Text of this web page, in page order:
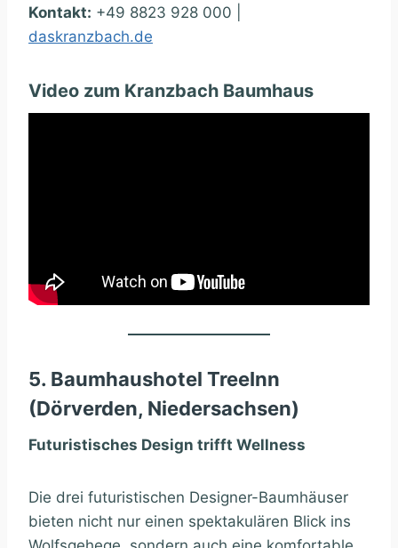
Kontakt: +49 8823 928 000 |
daskranzbach.de
Video zum Kranzbach Baumhaus
5. Baumhaushotel TreeInn
(Dörverden, Niedersachsen)
Futuristisches Design trifft Wellness
Die drei futuristischen Designer-Baumhäuser
bieten nicht nur einen spektakulären Blick ins